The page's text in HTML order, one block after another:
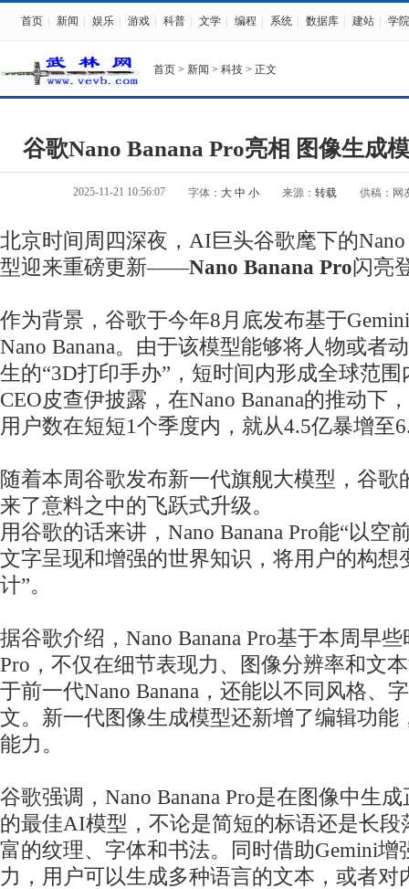
首页 新闻 娱乐 游戏 科普 文学 编程 系统 数据库 建站 学院
首页 > 新闻 > 科技 > 正文
谷歌Nano Banana Pro亮相 图像生成
2025-11-21 10:56:07 字体： 大 中 小 来源： 转载 供稿：网
北京时间周四深夜，AI巨头谷歌麾下的Nano
型迎来重磅更新——Nano Banana Pro闪亮
作为背景，谷歌于今年8月底发布基于
Nano Banana。由于该模型能够将人物或者
生的“3D打印手办”，短时间内形成全球范
CEO皮查伊披露，在Nano Banana的推动下
用户数在短短1个季度内，就从4.5亿暴增至
随着本周谷歌发布新一代旗舰大模型，谷歌
来了意料之中的飞跃式升级。
用谷歌的话来讲，Nano Banana Pro能“以空
文字呈现和增强的世界知识，将用户的构想
计”。
据谷歌介绍，Nano Banana Pro基于本周早
Pro，不仅在细节表现力、图像分辨率和文
于前一代Nano Banana，还能以不同风格、
文。新一代图像生成模型还新增了编辑功能
能力。
谷歌强调，Nano Banana Pro是在图像中生
的最佳AI模型，不论是简短的标语还是长段
富的纹理、字体和书法。同时借助Gemini增
力，用户可以生成多种语言的文本，或者对